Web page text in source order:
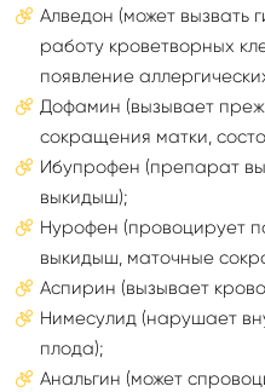
Алведон (может вызвать
работу кроветворных
появление
Дофамин (вызывает
сокращения матки,
Ибупрофен (препарат
выкидыш);
Нурофен (провоцирует
выкидыш, маточные
Аспирин (вызывает
Нимесулид (нарушает
плода);
Анальгин (может